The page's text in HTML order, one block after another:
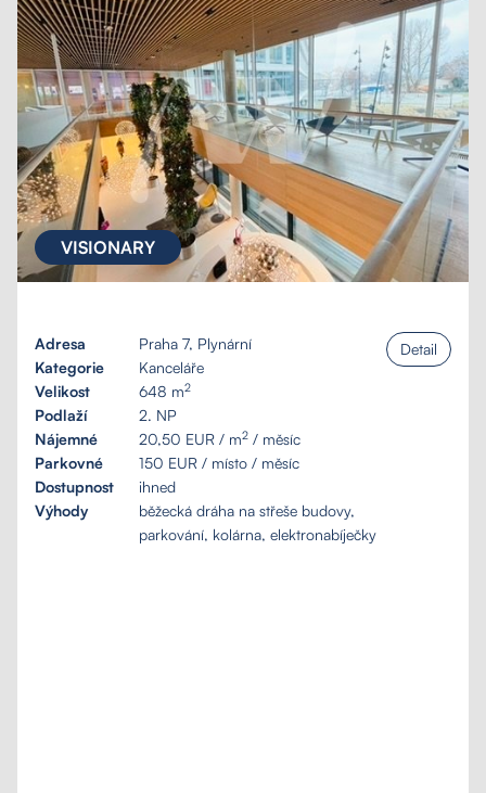
VISIONARY
Adresa
Praha 7, Plynární
Kategorie
Kanceláře
Velikost
648 m2
Podlaží
2. NP
Nájemné
20,50 EUR / m2 / měsíc
Parkovné
150 EUR / místo / měsíc
Dostupnost
ihned
Výhody
běžecká dráha na střeše budovy,
parkování, kolárna, elektronabíječky
Detail